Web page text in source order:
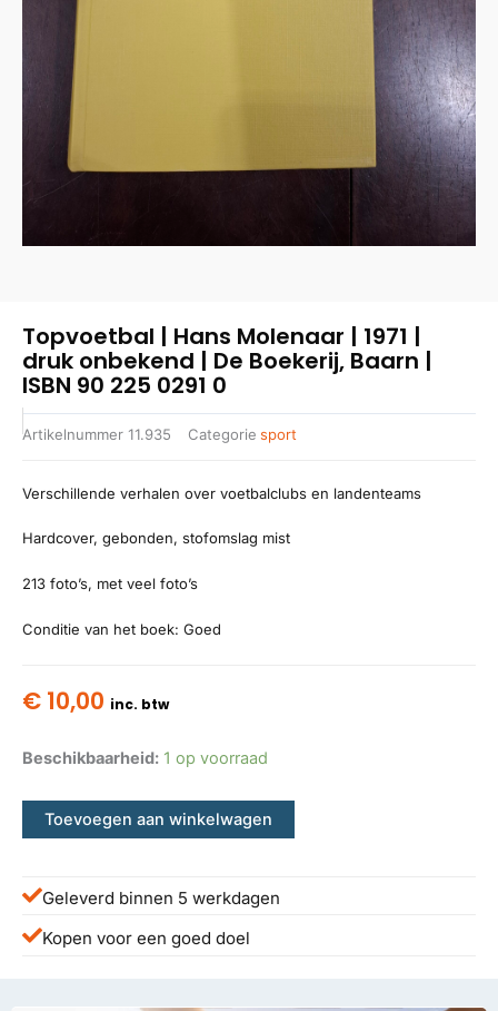
Topvoetbal | Hans Molenaar | 1971 |
druk onbekend | De Boekerij, Baarn |
ISBN 90 225 0291 0
Artikelnummer 11.935 Categorie sport
Verschillende verhalen over voetbalclubs en landenteams
Hardcover, gebonden, stofomslag mist
213 foto’s, met veel foto’s
Conditie van het boek: Goed
€ 10,00 inc. btw
Beschikbaarheid: 1 op voorraad
Toevoegen aan winkelwagen
Geleverd binnen 5 werkdagen
Kopen voor een goed doel